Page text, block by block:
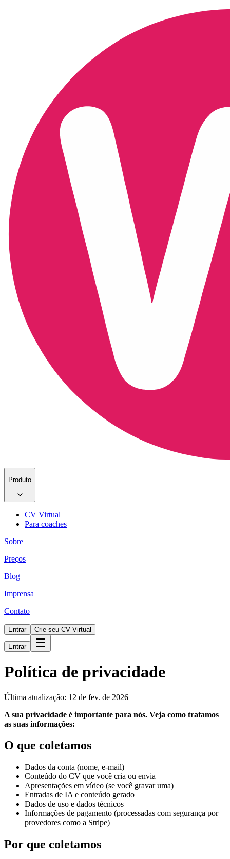
Produto
CV Virtual
Para coaches
Sobre
Preços
Blog
Imprensa
Contato
Entrar Crie seu CV Virtual
Entrar
Política de privacidade
Última atualização: 12 de fev. de 2026
A sua privacidade é importante para nós. Veja como tratamos
as suas informações:
O que coletamos
Dados da conta (nome, e-mail)
Conteúdo do CV que você cria ou envia
Apresentações em vídeo (se você gravar uma)
Entradas de IA e conteúdo gerado
Dados de uso e dados técnicos
Informações de pagamento (processadas com segurança por
provedores como a Stripe)
Por que coletamos